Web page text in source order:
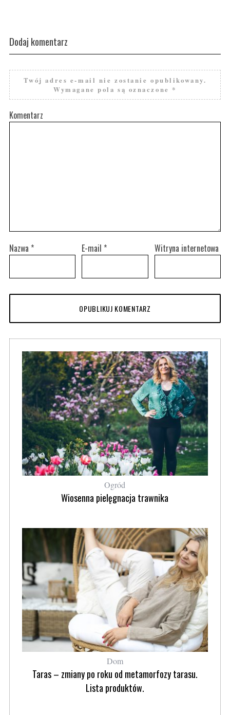
Dodaj komentarz
Twój adres e-mail nie zostanie opublikowany.
Wymagane pola są oznaczone *
Komentarz
Nazwa * E-mail * Witryna internetowa
Ogród
Wiosenna pielęgnacja trawnika
Dom
Taras – zmiany po roku od metamorfozy tarasu.
Lista produktów.